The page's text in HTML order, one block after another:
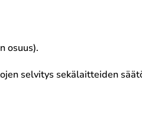
osuus).
selvitys sekälaitteiden